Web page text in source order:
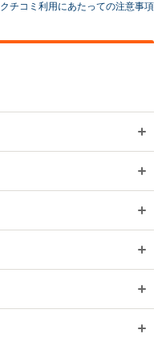
クチコミ利用にあたっての注意事項